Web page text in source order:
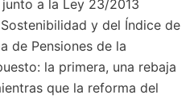
a la Ley 23/2013
y del Índice de
de Pensiones de la
la primera, una rebaja
que la reforma del